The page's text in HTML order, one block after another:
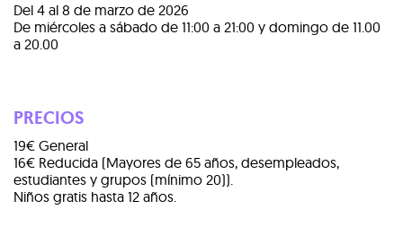
Del 4 al 8 de marzo de 2026
De miércoles a sábado de 11:00 a 21:00 y domingo de 11.00
a 20.00
PRECIOS
19€ General
16€ Reducida (Mayores de 65 años, desempleados,
estudiantes y grupos (mínimo 20)).
Niños gratis hasta 12 años.